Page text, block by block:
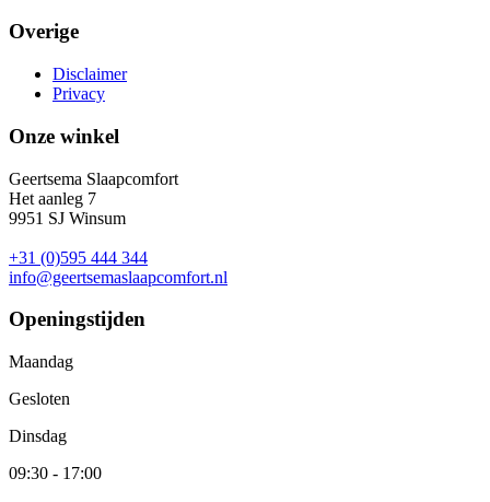
Overige
Disclaimer
Privacy
Onze winkel
Geertsema Slaapcomfort
Het aanleg 7
9951 SJ Winsum
+31 (0)595 444 344
info@geertsemaslaapcomfort.nl
Openingstijden
Maandag
Gesloten
Dinsdag
09:30 - 17:00